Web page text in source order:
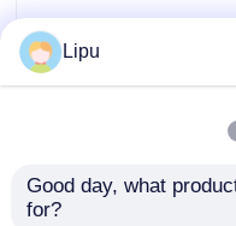
संपर्क करें
सोलर पीवी माउंटिंग सिस्टम
तह तिपाई फ्लैट छत सौर
Lipu
Good day, what
for?